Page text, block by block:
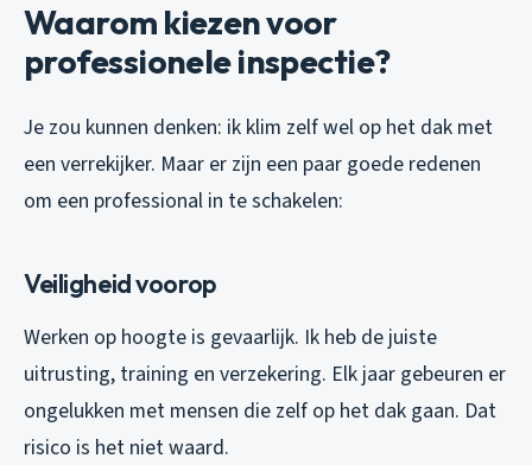
Waarom kiezen voor
professionele inspectie?
Je zou kunnen denken: ik klim zelf wel op het dak met
een verrekijker. Maar er zijn een paar goede redenen
om een professional in te schakelen:
Veiligheid voorop
Werken op hoogte is gevaarlijk. Ik heb de juiste
uitrusting, training en verzekering. Elk jaar gebeuren er
ongelukken met mensen die zelf op het dak gaan. Dat
risico is het niet waard.